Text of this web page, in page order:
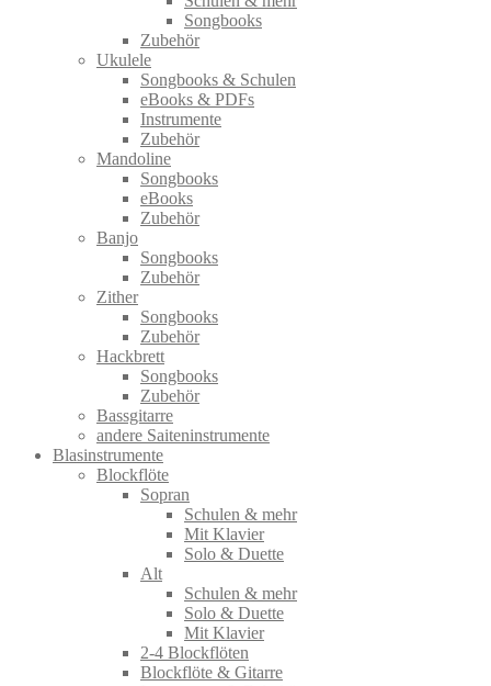
Songbooks
Zubehör
Ukulele
Songbooks & Schulen
eBooks & PDFs
Instrumente
Zubehör
Mandoline
Songbooks
eBooks
Zubehör
Banjo
Songbooks
Zubehör
Zither
Songbooks
Zubehör
Hackbrett
Songbooks
Zubehör
Bassgitarre
andere Saiteninstrumente
Blasinstrumente
Blockflöte
Sopran
Schulen & mehr
Mit Klavier
Solo & Duette
Alt
Schulen & mehr
Solo & Duette
Mit Klavier
2-4 Blockflöten
Blockflöte & Gitarre